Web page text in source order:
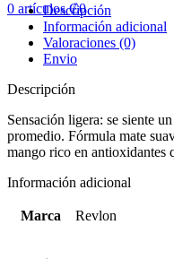
0 artículos ₡0
Descripción
Información adicional
Valoraciones (0)
Envio
Descripción
Sensación ligera: se siente
promedio. Fórmula mate
mango rico en antioxidantes
Información adicional
Marca Revlon